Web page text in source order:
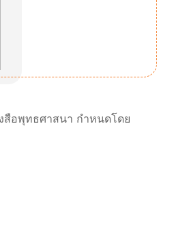
สือพุทธศาสนา กำหนดโดย